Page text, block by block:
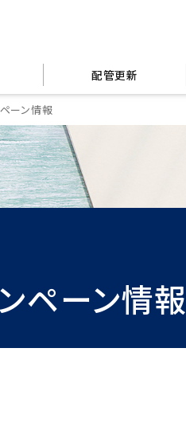
配管更新
ーン情報
ペーン情報